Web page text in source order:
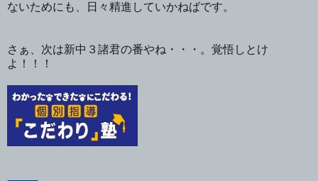
ないためにも、日々精進していかねばです。
さぁ、次は新中３諸君の番やね・・・。覚悟しとけ
よ！！！